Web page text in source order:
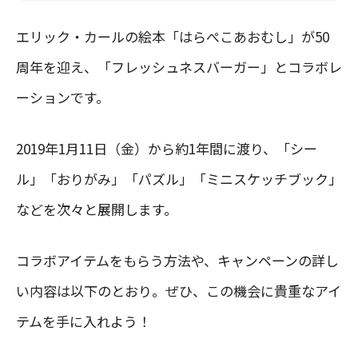
エリック・カールの絵本「はらぺこあおむし」が50
周年を迎え、「フレッシュネスバーガー」とコラボレ
ーションです。
2019年1月11日（金）から約1年間に渡り、「シー
ル」「おりがみ」「パズル」「ミニスケッチブック」
などを次々と展開します。
コラボアイテムをもらう方法や、キャンペーンの詳し
い内容は以下のとおり。ぜひ、この機会に貴重なアイ
テムを手に入れよう！